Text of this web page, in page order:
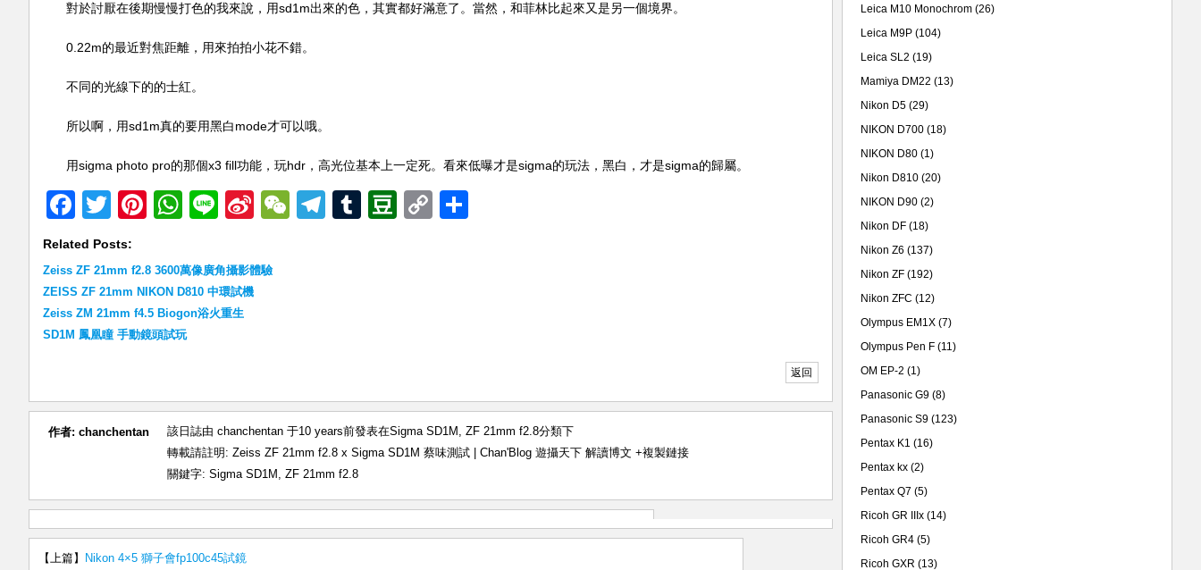
對於討厭在後期慢慢打色的我來說，用sd1m出來的色，其實都好滿意了。當然，和菲林比起來又是另一個境界。
0.22m的最近對焦距離，用來拍拍小花不錯。
不同的光線下的的士紅。
所以啊，用sd1m真的要用黑白mode才可以哦。
用sigma photo pro的那個x3 fill功能，玩hdr，高光位基本上一定死。看來低曝才是sigma的玩法，黑白，才是sigma的歸屬。
Facebook
TwitterPinterest
WhatsApp
LineSinaWeChat
Telegram
Tumblr
Douban
Copy
Related Posts:
Zeiss ZF 21mm f2.8 3600萬像廣角攝影體驗
ZEISS ZF 21mm NIKON D810 中環試機
Zeiss ZM 21mm f4.5 Biogon浴火重生
SD1M 鳳凰瞳 手動鏡頭試玩
返回
作者: chanchentan 該日誌由 chanchentan 于10 years前發表在Sigma SD1M , ZF 21mm f2.8分類下
轉載請註明: Zeiss ZF 21mm f2.8 x Sigma SD1M 蔡味測試 | Chan'Blog 遊攝天下 解讀博文 +複製鏈接
關鍵字: Sigma SD1M , ZF 21mm f2.8
【上篇】
Nikon 4×5 獅子會fp100c45試鏡
Leica M10 Monochrom (26)
Leica M9P (104)
Leica SL2 (19)
Mamiya DM22 (13)
Nikon D5 (29)
NIKON D700 (18)
NIKON D80 (1)
Nikon D810 (20)
NIKON D90 (2)
Nikon DF (18)
Nikon Z6 (137)
Nikon ZF (192)
Nikon ZFC (12)
Olympus EM1X (7)
Olympus Pen F (11)
OM EP-2 (1)
Panasonic G9 (8)
Panasonic S9 (123)
Pentax K1 (16)
Pentax kx (2)
Pentax Q7 (5)
Ricoh GR IIIx (14)
Ricoh GR4 (5)
Ricoh GXR (13)